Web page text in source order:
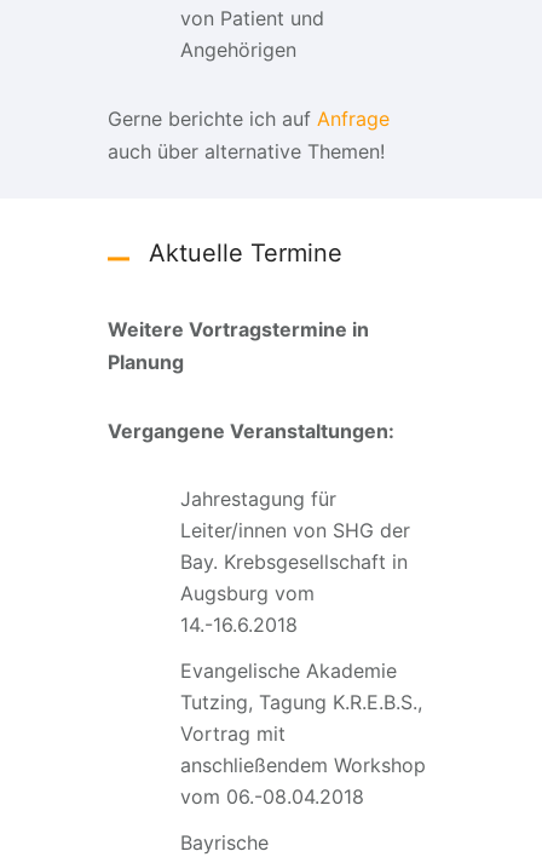
von Patient und
Angehörigen
Gerne berichte ich auf Anfrage
auch über alternative Themen!
Aktuelle Termine
Weitere Vortragstermine in
Planung
Vergangene Veranstaltungen:
Jahrestagung für
Leiter/innen von SHG der
Bay. Krebsgesellschaft in
Augsburg vom
14.-16.6.2018
Evangelische Akademie
Tutzing, Tagung K.R.E.B.S.,
Vortrag mit
anschließendem Workshop
vom 06.-08.04.2018
Bayrische